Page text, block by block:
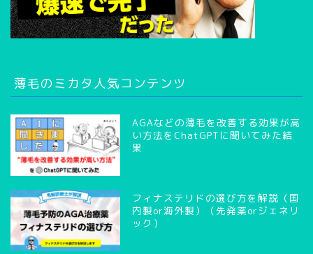
薄毛のミカタ人気コンテンツ
AGAなどの薄毛を改善する効果が高
い方法をChatGPTに聞いてみた結
果
フィナステリドの選び方を解説（国
内製or海外製）（先発薬orジェネリ
ック）